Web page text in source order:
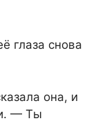
глаза снова
она, и
— Ты